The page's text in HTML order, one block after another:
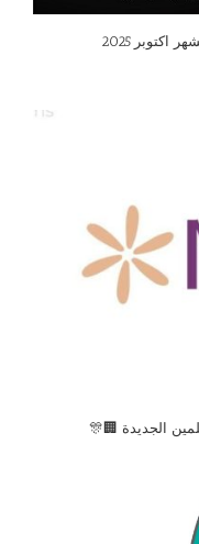
2025
الجديدة 🏢🎊